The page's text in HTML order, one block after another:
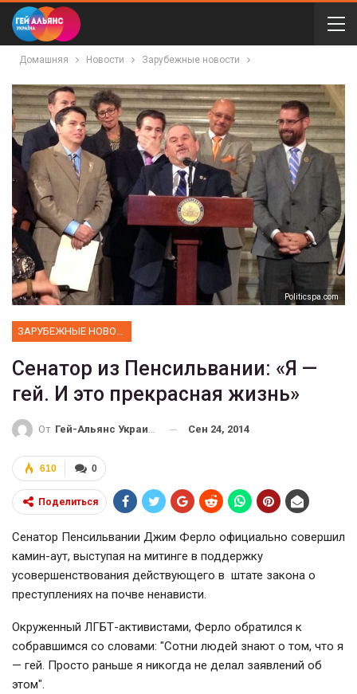
Домашняя Новости Зарубежные новости
Рoliticspa.com
Сенатор из Пенсильвании: «Я —
гей. И это прекрасная жизнь»
От Гей-Альянс Украина Сен 24, 2014
0
610
Поделиться
Сенатор Пенсильвании Джим Ферло официально совершил
камин-аут, выступая на митинге в поддержку
усовершенствования действующего в штате закона о
преступлениях на почве ненависти.
Окруженный ЛГБТ-активистами, Ферло обратился к
собравшимся со словами: "Сотни людей знают о том, что я
— гей. Просто раньше я никогда не делал заявлений об
этом".